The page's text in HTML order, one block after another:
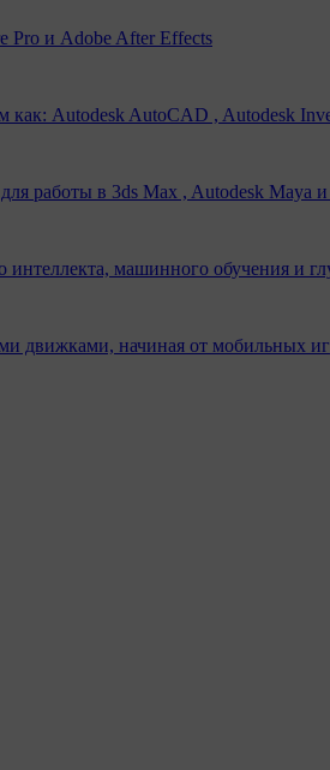
Pro и Adobe After Effects
как: Autodesk AutoCAD , Autodesk
работы в 3ds Max , Autodesk Maya
машинного обучения и
движками, начиная от мобильных